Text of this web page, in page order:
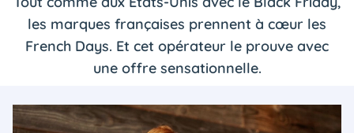
les marques françaises prennent à cœur les
French Days. Et cet opérateur le prouve avec
une offre sensationnelle.